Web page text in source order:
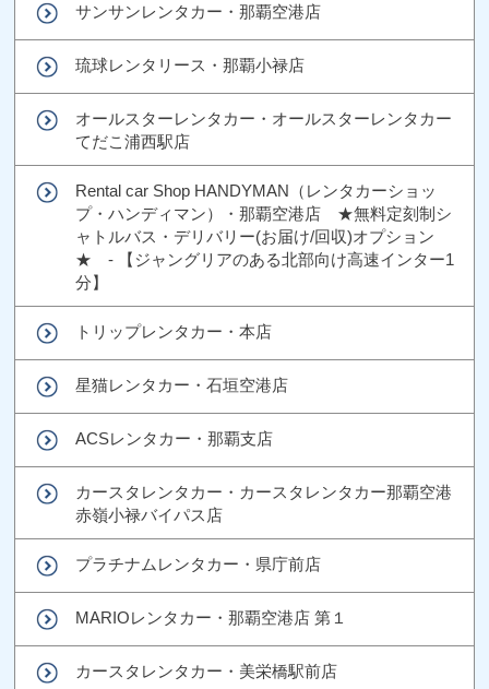
サンサンレンタカー・那覇空港店
琉球レンタリース・那覇小禄店
オールスターレンタカー・オールスターレンタカー
てだこ浦西駅店
Rental car Shop HANDYMAN（レンタカーショッ
プ・ハンディマン）・那覇空港店 ★無料定刻制シ
ャトルバス・デリバリー(お届け/回収)オプション
★ - 【ジャングリアのある北部向け高速インター1
分】
トリップレンタカー・本店
星猫レンタカー・石垣空港店
ACSレンタカー・那覇支店
カースタレンタカー・カースタレンタカー那覇空港
赤嶺小禄バイパス店
プラチナムレンタカー・県庁前店
MARIOレンタカー・那覇空港店 第１
カースタレンタカー・美栄橋駅前店